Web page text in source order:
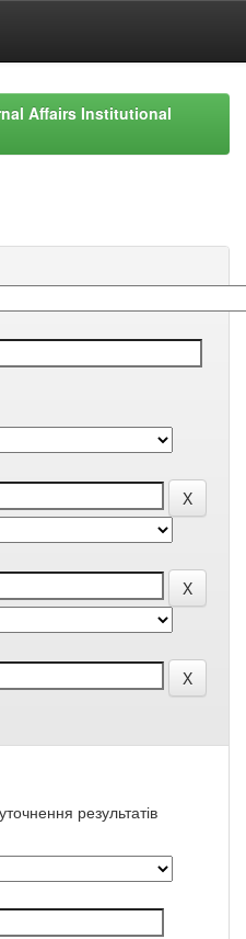
Affairs Institutional
результатів